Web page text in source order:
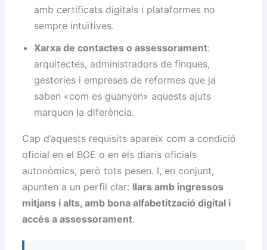
amb certificats digitals i plataformes no
sempre intuïtives.
Xarxa de contactes o assessorament:
arquitectes, administradors de finques,
gestories i empreses de reformes que ja
saben «com es guanyen» aquests ajuts
marquen la diferència.
Cap d’aquests requisits apareix com a condició
oficial en el BOE o en els diaris oficials
autonòmics, però tots pesen. I, en conjunt,
apunten a un perfil clar: llars amb ingressos
mitjans i alts, amb bona alfabetització digital i
accés a assessorament.